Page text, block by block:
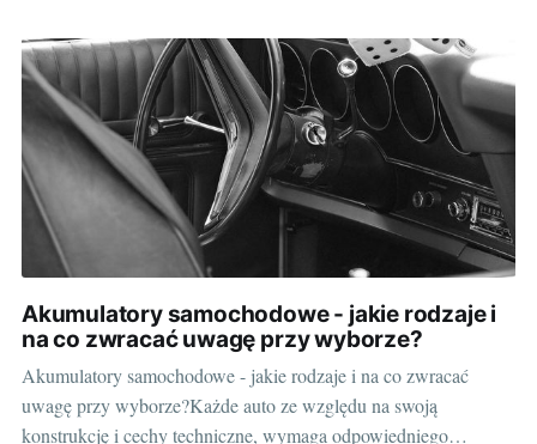
między pojazdami na
Akumulatory samochodowe - jakie rodzaje i
na co zwracać uwagę przy wyborze?
Akumulatory samochodowe - jakie rodzaje i na co zwracać
uwagę przy wyborze?Każde auto ze względu na swoją
konstrukcję i cechy techniczne, wymaga odpowiedniego